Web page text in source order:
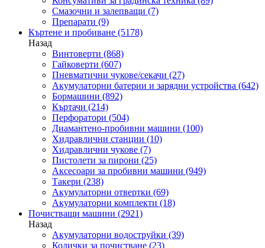
Смазочни и залепващи (7)
Препарати (9)
Къртене и пробиване (5178)
Назад
Винтоверти (868)
Гайковерти (607)
Пневматични чукове/секачи (27)
Акумулаторни батерии и зарядни устройства (642)
Бормашини (892)
Къртачи (214)
Перфоратори (504)
Диамантено-пробивни машини (100)
Хидравлични станции (10)
Хидравлични чукове (7)
Пистолети за пирони (25)
Аксесоари за пробивни машини (949)
Такери (238)
Акумулаторни отвертки (69)
Акумулаторни комплекти (18)
Почистващи машини (2921)
Назад
Акумулаторни водоструйки (39)
Колички за почистване (23)